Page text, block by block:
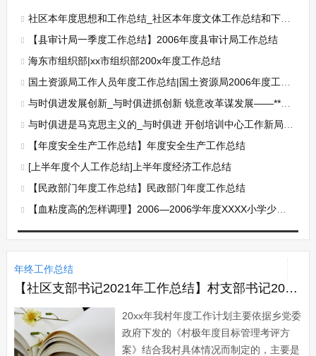
社区本年度思想和工作总结_社区本年度文体工作总结和下年度年工作思路
【县审计局一季度工作总结】2006年度县审计局工作总结
海东市组织部|xx市组织部200x年度工作总结
国土资源局工作人员年度工作总结|国土资源局2006年度工作总结及2007年一季度工作安排
与时俱进发展创新_与时俱进抓创新 锐意改革谋发展——**宽带信息网络有限公司年度工作总结
与时俱进是马克思主义的_与时俱进 开创培训中心工作新局面 ---年度工作总结
【年度安全生产工作总结】年度安全生产工作总结
[上半年度个人工作总结]上半年度经济工作总结
【民政部门年度工作总结】民政部门年度工作总结
【血粘度高的怎样调理】2006—2006学年度XXXX小学少先队工作总结
年终工作总结
【社区支部书记2021年工作总结】村支部书记2021年工作总结
20xx年我村年度工作计划主要依据乡党委
政府下发的《村极年度目标管理考评方
案》结合我村具体情况而制定的，主要是